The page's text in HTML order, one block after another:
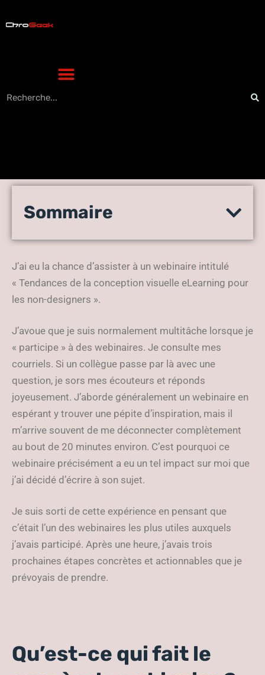
Assistez à un et apprenez-
comme un champion
Sommaire
J’ai eu la chance d’assister à un webinaire intitulé
« Tendances de la conception visuelle eLearning pour
les non-designers ».
J’avoue que je suis normalement multitâche lorsque je
« participe » à des webinaires. Je consulte mes
courriels. Si un collègue passe par là avec une
question, je sors mes écouteurs et réponds
joyeusement. J’aborde généralement un webinaire en
espérant y trouver une pépite d’inspiration, mais il
m’arrive souvent de me déconnecter complètement
au bout de 20 minutes environ. C’est pourquoi ce
webinaire précisément a eu un tel impact sur moi que
j’ai décidé d’écrire à son sujet.
Je suis sorti de cette expérience en pensant que
c’était l’un des webinaires les plus utiles auxquels
j’avais participé. Après une heure, j’avais trois
prochaines étapes concrètes et actionnables que je
prévoyais de prendre.
Qu’est-ce qui fait le